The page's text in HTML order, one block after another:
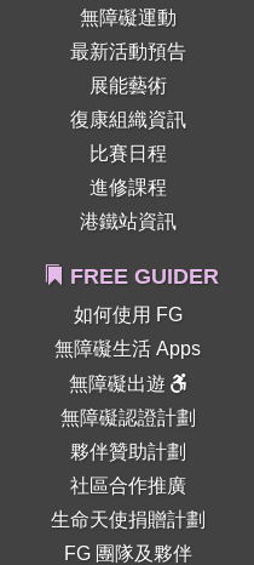
無障礙運動
最新活動預告
展能藝術
復康組織資訊
比賽日程
進修課程
港鐵站資訊
FREE GUIDER
如何使用 FG
無障礙生活 Apps
無障礙出遊
無障礙認證計劃
夥伴贊助計劃
社區合作推廣
生命天使捐贈計劃
FG 團隊及夥伴